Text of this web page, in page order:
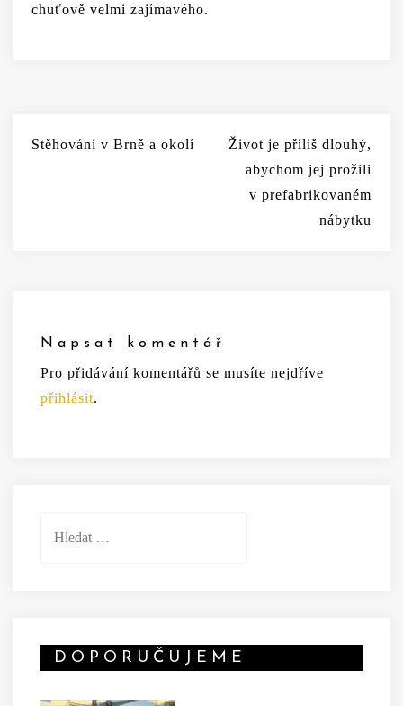
chuťově velmi zajímavého.
Navigace
Stěhování v Brně a okolí
Život je příliš dlouhý,
abychom jej prožili
v prefabrikovaném
nábytku
Napsat komentář
Pro přidávání komentářů se musíte nejdříve
přihlásit.
DOPORUČUJEME